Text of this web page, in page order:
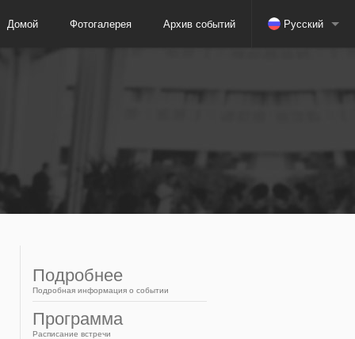
Домой Фотогалерея Архив событий Русский
Английский
Подробнее
Подробная информация о событии
Программа
Расписание встречи